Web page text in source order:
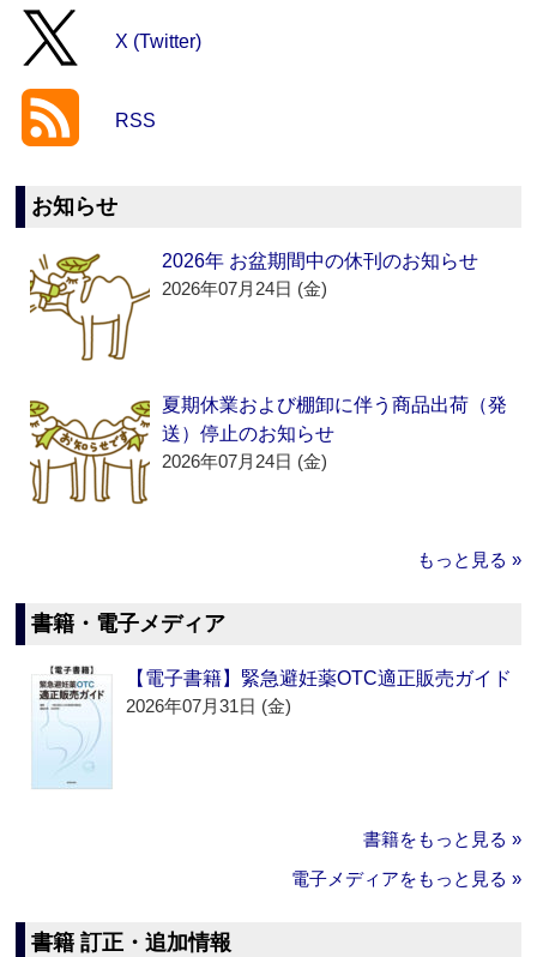
X (Twitter)
RSS
お知らせ
2026年 お盆期間中の休刊のお知らせ
2026年07月24日 (金)
夏期休業および棚卸に伴う商品出荷（発
送）停止のお知らせ
2026年07月24日 (金)
もっと見る »
書籍・電子メディア
【電子書籍】緊急避妊薬OTC適正販売ガイド
2026年07月31日 (金)
書籍をもっと見る »
電子メディアをもっと見る »
書籍 訂正・追加情報